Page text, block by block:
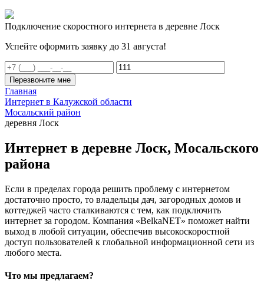
Подключение скоростного интернета в деревне Лоск
Успейте оформить заявку до 31 августа!
Перезвоните мне
Главная
Интернет в Калужской области
Мосальский район
деревня Лоск
Интернет в деревне Лоск, Мосальского
района
Если в пределах города решить проблему с интернетом
достаточно просто, то владельцы дач, загородных домов и
коттеджей часто сталкиваются с тем, как подключить
интернет за городом. Компания «BelkaNET» поможет найти
выход в любой ситуации, обеспечив высокоскоростной
доступ пользователей к глобальной информационной сети из
любого места.
Что мы предлагаем?